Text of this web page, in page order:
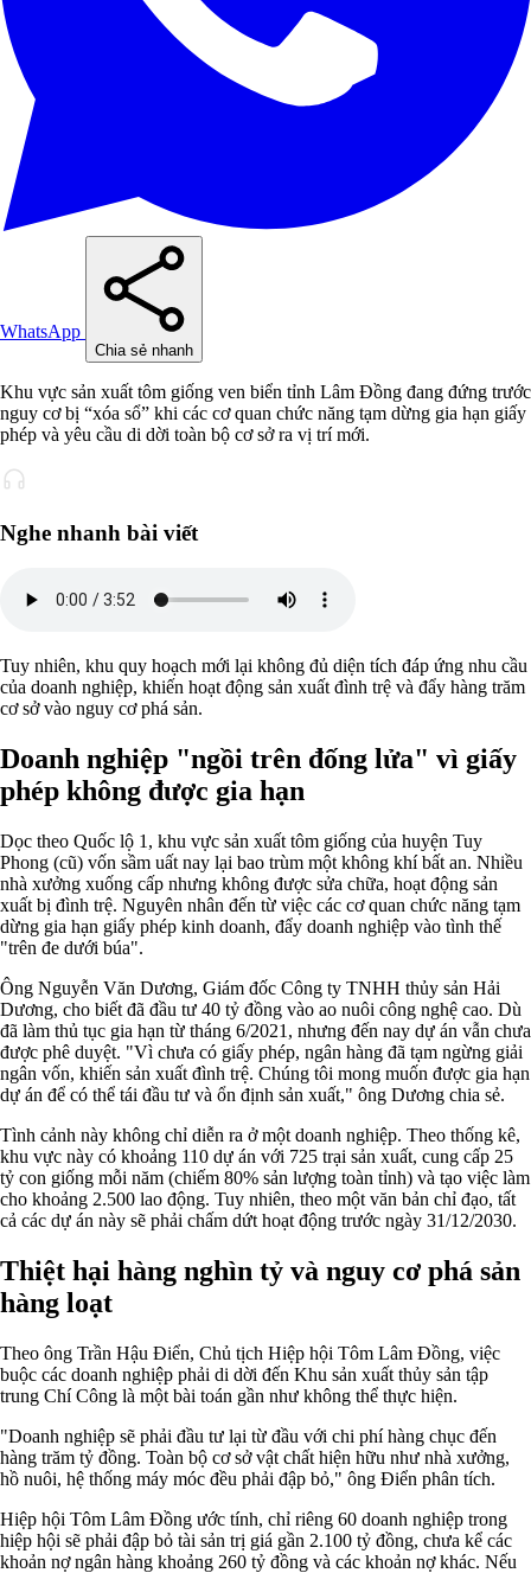
WhatsApp
Chia sẻ nhanh
Khu vực sản xuất tôm giống ven biển tỉnh Lâm Đồng đang đứng trước
nguy cơ bị “xóa sổ” khi các cơ quan chức năng tạm dừng gia hạn giấy
phép và yêu cầu di dời toàn bộ cơ sở ra vị trí mới.
Nghe nhanh bài viết
Tuy nhiên, khu quy hoạch mới lại không đủ diện tích đáp ứng nhu cầu
của doanh nghiệp, khiến hoạt động sản xuất đình trệ và đẩy hàng trăm
cơ sở vào nguy cơ phá sản.
Doanh nghiệp "ngồi trên đống lửa" vì giấy
phép không được gia hạn
Dọc theo Quốc lộ 1, khu vực sản xuất tôm giống của huyện Tuy
Phong (cũ) vốn sầm uất nay lại bao trùm một không khí bất an. Nhiều
nhà xưởng xuống cấp nhưng không được sửa chữa, hoạt động sản
xuất bị đình trệ. Nguyên nhân đến từ việc các cơ quan chức năng tạm
dừng gia hạn giấy phép kinh doanh, đẩy doanh nghiệp vào tình thế
"trên đe dưới búa".
Ông Nguyễn Văn Dương, Giám đốc Công ty TNHH thủy sản Hải
Dương, cho biết đã đầu tư 40 tỷ đồng vào ao nuôi công nghệ cao. Dù
đã làm thủ tục gia hạn từ tháng 6/2021, nhưng đến nay dự án vẫn chưa
được phê duyệt. "Vì chưa có giấy phép, ngân hàng đã tạm ngừng giải
ngân vốn, khiến sản xuất đình trệ. Chúng tôi mong muốn được gia hạn
dự án để có thể tái đầu tư và ổn định sản xuất," ông Dương chia sẻ.
Tình cảnh này không chỉ diễn ra ở một doanh nghiệp. Theo thống kê,
khu vực này có khoảng 110 dự án với 725 trại sản xuất, cung cấp 25
tỷ con giống mỗi năm (chiếm 80% sản lượng toàn tỉnh) và tạo việc làm
cho khoảng 2.500 lao động. Tuy nhiên, theo một văn bản chỉ đạo, tất
cả các dự án này sẽ phải chấm dứt hoạt động trước ngày 31/12/2030.
Thiệt hại hàng nghìn tỷ và nguy cơ phá sản
hàng loạt
Theo ông Trần Hậu Điển, Chủ tịch Hiệp hội Tôm Lâm Đồng, việc
buộc các doanh nghiệp phải di dời đến Khu sản xuất thủy sản tập
trung Chí Công là một bài toán gần như không thể thực hiện.
"Doanh nghiệp sẽ phải đầu tư lại từ đầu với chi phí hàng chục đến
hàng trăm tỷ đồng. Toàn bộ cơ sở vật chất hiện hữu như nhà xưởng,
hồ nuôi, hệ thống máy móc đều phải đập bỏ," ông Điển phân tích.
Hiệp hội Tôm Lâm Đồng ước tính, chỉ riêng 60 doanh nghiệp trong
hiệp hội sẽ phải đập bỏ tài sản trị giá gần 2.100 tỷ đồng, chưa kể các
khoản nợ ngân hàng khoảng 260 tỷ đồng và các khoản nợ khác. Nếu